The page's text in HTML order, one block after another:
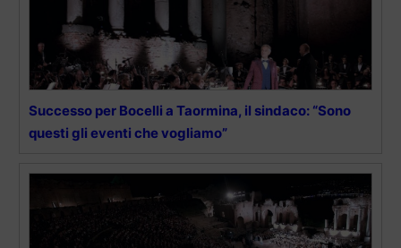
Successo per Bocelli a Taormina, il sindaco: “Sono
questi gli eventi che vogliamo”